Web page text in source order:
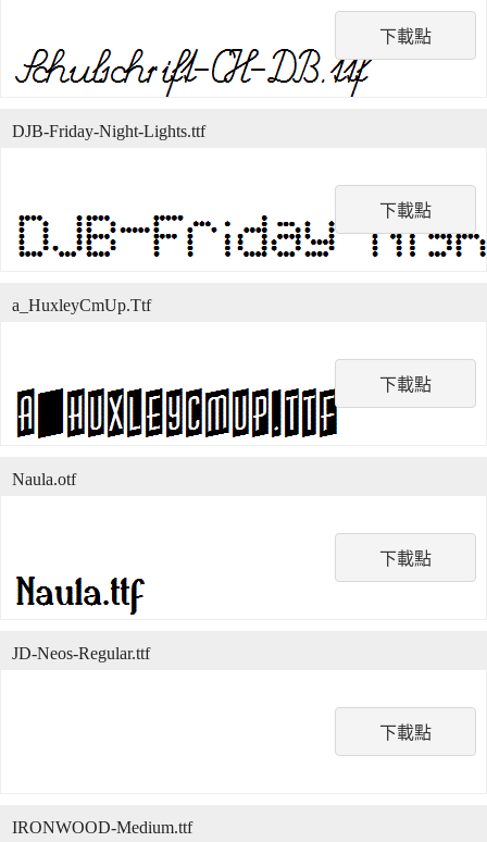
下載點
下載點
DJB-Friday-Night-Lights.ttf
下載點
a_HuxleyCmUp.Ttf
下載點
Naula.otf
下載點
JD-Neos-Regular.ttf
IRONWOOD-Medium.ttf